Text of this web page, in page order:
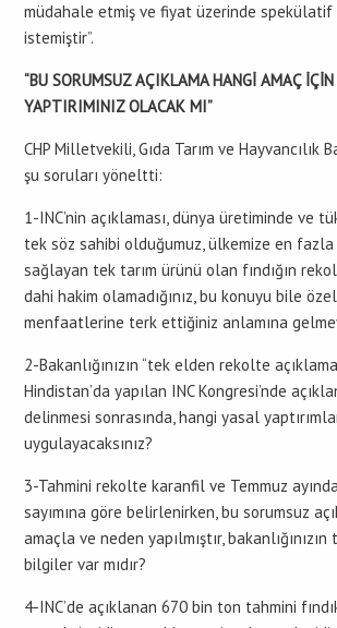
müdahale etmiş ve fiyat üzerinde spekülatif
istemiştir”.
“BU SORUMSUZ AÇIKLAMA HANGİ AMAÇ
YAPTIRIMINIZ OLACAK MI”
CHP Milletvekili, Gıda Tarım ve Hayvancılık
şu soruları yöneltti:
1-INC’nin açıklaması, dünya üretiminde ve
tek söz sahibi olduğumuz, ülkemize en fazla
sağlayan tek tarım ürünü olan fındığın
dahi hakim olamadığınız, bu konuyu bile
menfaatlerine terk ettiğiniz anlamına
2-Bakanlığınızın “tek elden rekolte
Hindistan’da yapılan INC Kongresi’nde
delinmesi sonrasında, hangi yasal
uygulayacaksınız?
3-Tahmini rekolte karanfil ve Temmuz
sayımına göre belirlenirken, bu sorumsuz
amaçla ve neden yapılmıştır,
bilgiler var mıdır?
4-INC’de açıklanan 670 bin ton tahmini